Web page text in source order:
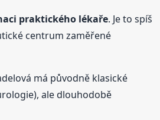
praktického lékaře. Je to spíš
centrum zaměřené
má původně klasické
ale dlouhodobě